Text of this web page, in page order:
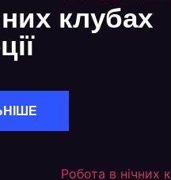
клубах